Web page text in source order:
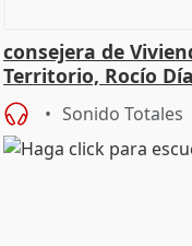
consejera de
Territorio, Rocío
Sonido Totales